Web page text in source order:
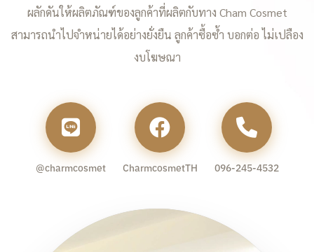
ผลักดันให้ผลิตภัณฑ์ของลูกค้าที่ผลิตกับทาง Cham Cosmet
สามารถนำไปจำหน่ายได้อย่างยั่งยืน ลูกค้าซื้อซ้ำ บอกต่อ ไม่เปลือง
งบโฆษณา
@charmcosmet CharmcosmetTH 096-245-4532